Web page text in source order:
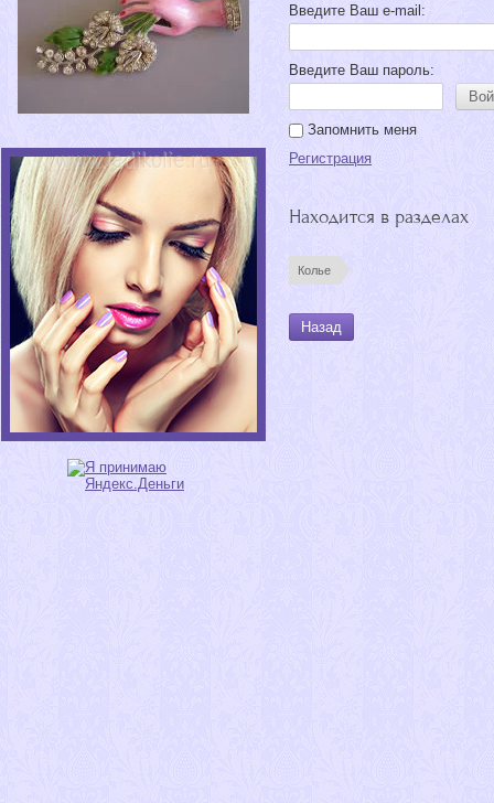
Введите Ваш e-mail:
Введите Ваш пароль:
Запомнить меня
Регистрация
Находится в разделах
Колье
Назад